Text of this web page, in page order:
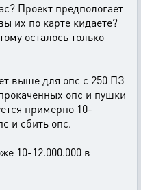
Проект предпологает
их по карте кидаете?
осталось только
выше для опс с 250 ПЗ
опс и пушки
примерно 10-
и сбить опс.
10-12.000.000 в